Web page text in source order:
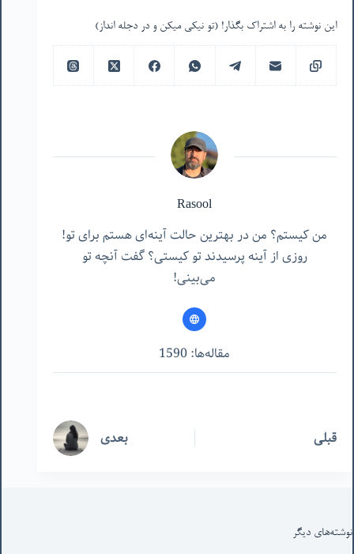
این نوشته را به اشتراک بگذار! (تو نیکی میکن و در دجله انداز)
Rasool
من کیستم؟ من در بهترین حالت آینه‌ای هستم برای تو!
روزی از آینه پرسیدند تو کیستی؟ گفت آنچه تو
می‌بینی!
مقاله‌ها: 1590
قبلی بعدی
نوشته‌های‌ دیگر